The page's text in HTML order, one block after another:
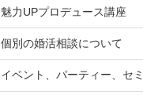
魅力UPプロデュース講座
個別の婚活相談について
イベント、パーティー、セ